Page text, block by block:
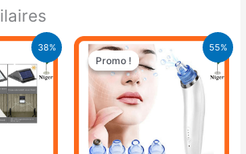
38%
Le
actuel
est :
5.900 CFA.
55%
Promo !
Promo !
Le
prix
initial
était :
19.900 CFA.
Le
actuel
est :
8.900 CFA.